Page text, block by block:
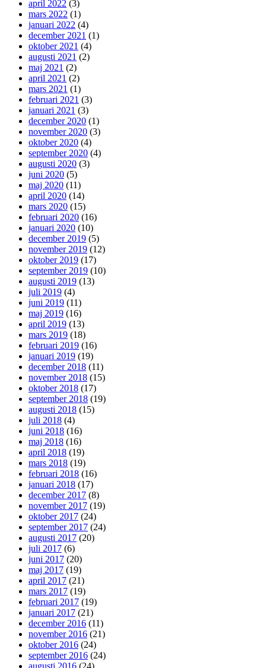
april 2022 (3)
mars 2022 (1)
januari 2022 (4)
december 2021 (1)
oktober 2021 (4)
augusti 2021 (2)
maj 2021 (2)
april 2021 (2)
mars 2021 (1)
februari 2021 (3)
januari 2021 (3)
december 2020 (1)
november 2020 (3)
oktober 2020 (4)
september 2020 (4)
augusti 2020 (3)
juni 2020 (5)
maj 2020 (11)
april 2020 (14)
mars 2020 (15)
februari 2020 (16)
januari 2020 (10)
december 2019 (5)
november 2019 (12)
oktober 2019 (17)
september 2019 (10)
augusti 2019 (13)
juli 2019 (4)
juni 2019 (11)
maj 2019 (16)
april 2019 (13)
mars 2019 (18)
februari 2019 (16)
januari 2019 (19)
december 2018 (11)
november 2018 (15)
oktober 2018 (17)
september 2018 (19)
augusti 2018 (15)
juli 2018 (4)
juni 2018 (16)
maj 2018 (16)
april 2018 (19)
mars 2018 (19)
februari 2018 (16)
januari 2018 (17)
december 2017 (8)
november 2017 (19)
oktober 2017 (24)
september 2017 (24)
augusti 2017 (20)
juli 2017 (6)
juni 2017 (20)
maj 2017 (19)
april 2017 (21)
mars 2017 (19)
februari 2017 (19)
januari 2017 (21)
december 2016 (11)
november 2016 (21)
oktober 2016 (24)
september 2016 (24)